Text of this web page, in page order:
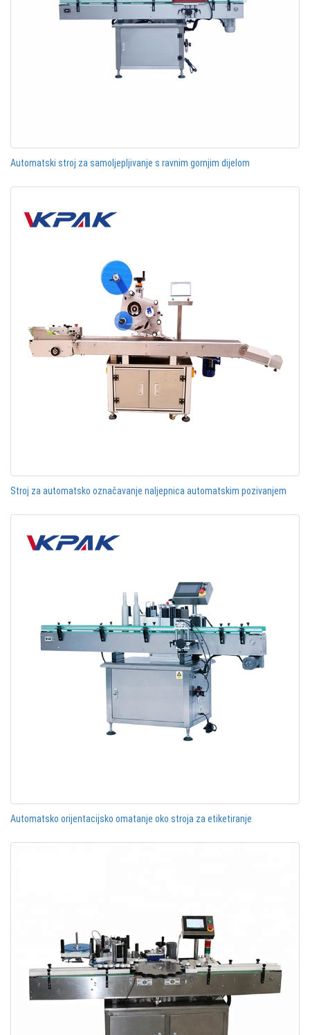
Automatski stroj za samoljepljivanje s ravnim gornjim dijelom
Stroj za automatsko označavanje naljepnica automatskim pozivanjem
Automatsko orijentacijsko omatanje oko stroja za etiketiranje